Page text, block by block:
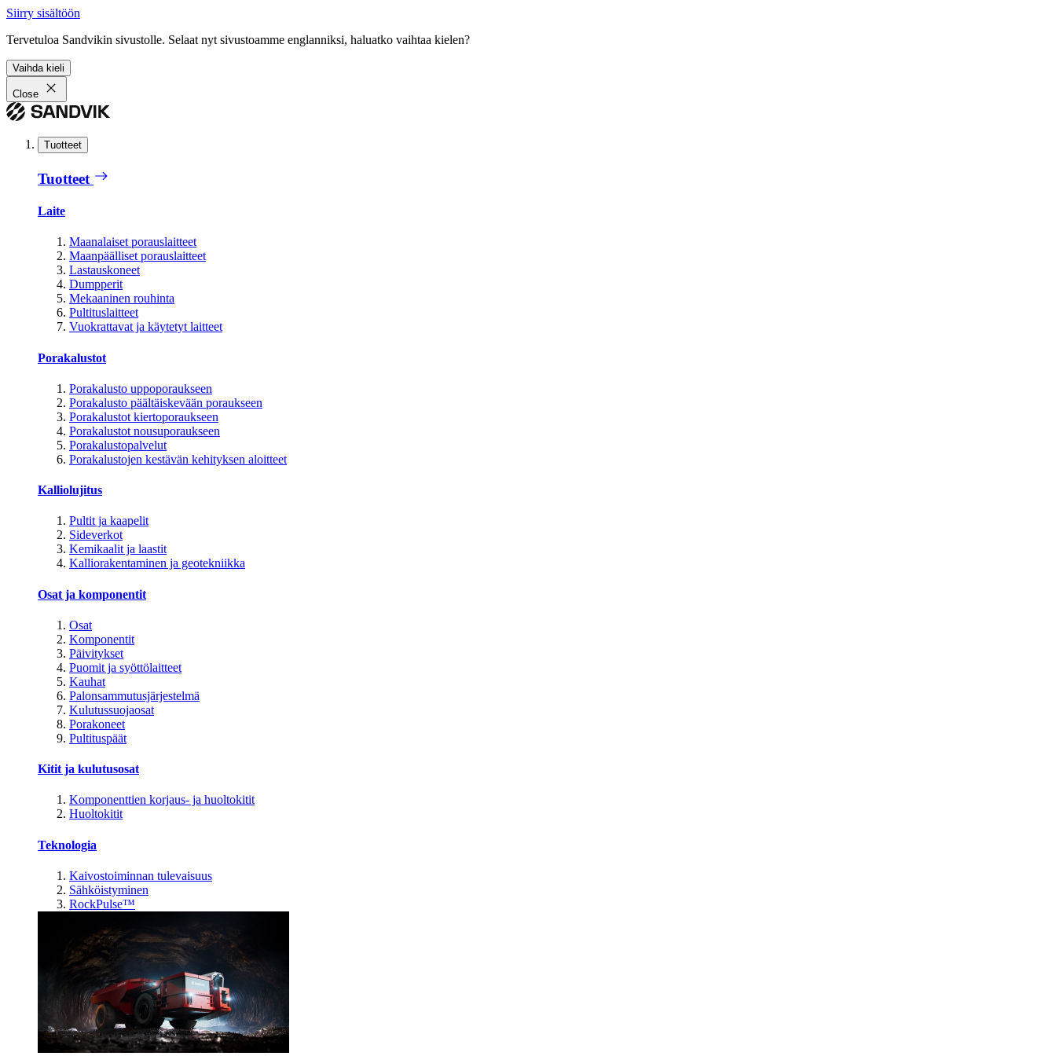
Siirry sisältöön
Tervetuloa Sandvikin sivustolle. Selaat nyt sivustoamme englanniksi, haluatko vaihtaa kielen?
Vaihda kieli
Close
Tuotteet
Tuotteet
Laite
Maanalaiset porauslaitteet
Maanpäälliset porauslaitteet
Lastauskoneet
Dumpperit
Mekaaninen rouhinta
Pultituslaitteet
Vuokrattavat ja käytetyt laitteet
Porakalustot
Porakalusto uppoporaukseen
Porakalusto päältäiskevään poraukseen
Porakalustot kiertoporaukseen
Porakalustot nousuporaukseen
Porakalustopalvelut
Porakalustojen kestävän kehityksen aloitteet
Kalliolujitus
Pultit ja kaapelit
Sideverkot
Kemikaalit ja laastit
Kalliorakentaminen ja geotekniikka
Osat ja komponentit
Osat
Komponentit
Päivitykset
Puomit ja syöttölaitteet
Kauhat
Palonsammutusjärjestelmä
Kulutussuojaosat
Porakoneet
Pultituspäät
Kitit ja kulutusosat
Komponenttien korjaus- ja huoltokitit
Huoltokitit
Teknologia
Kaivostoiminnan tulevaisuus
Sähköistyminen
RockPulse™